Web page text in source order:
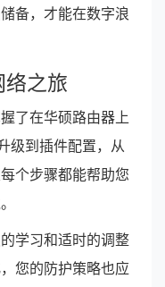
备，才能在数字浪
络之旅
了在华硕路由器上
级到插件配置，从
个步骤都能帮助您
学习和适时的调整
您的防护策略也应